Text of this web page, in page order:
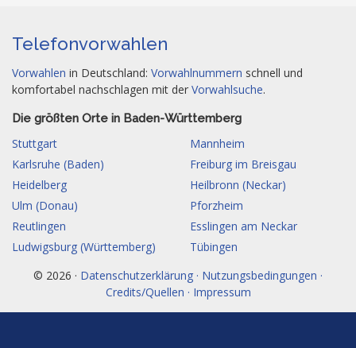
Telefonvorwahlen
Vorwahlen in Deutschland: Vorwahlnummern schnell und
komfortabel nachschlagen mit der Vorwahlsuche.
Die größten Orte in Baden-Württemberg
Stuttgart
Mannheim
Karlsruhe (Baden)
Freiburg im Breisgau
Heidelberg
Heilbronn (Neckar)
Ulm (Donau)
Pforzheim
Reutlingen
Esslingen am Neckar
Ludwigsburg (Württemberg)
Tübingen
© 2026 · Datenschutzerklärung · Nutzungsbedingungen ·
Credits/Quellen · Impressum